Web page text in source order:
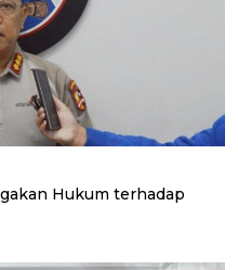
Hukum terhadap